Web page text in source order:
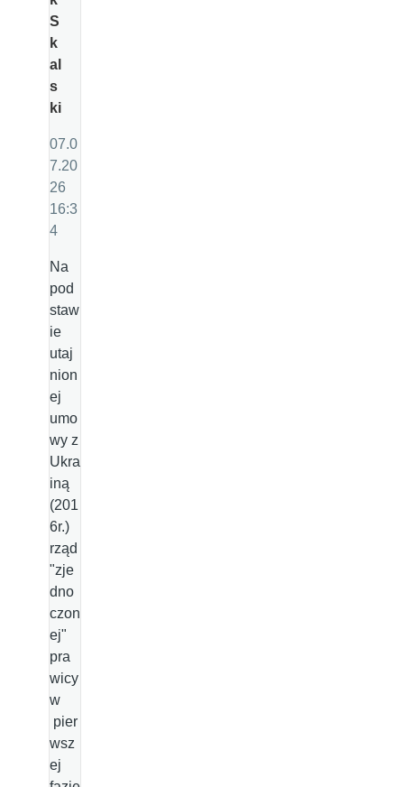
S
k
al
s
ki
07.0
7.20
26
16:3
4
Na
pod
staw
ie
utaj
nion
ej
umo
wy z
Ukra
iną
(201
6r.)
rząd
"zje
dno
czon
ej"
pra
wicy
w
pier
wsz
ej